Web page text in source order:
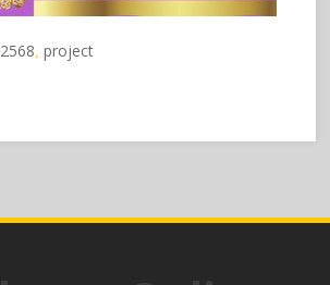
2568 ,project